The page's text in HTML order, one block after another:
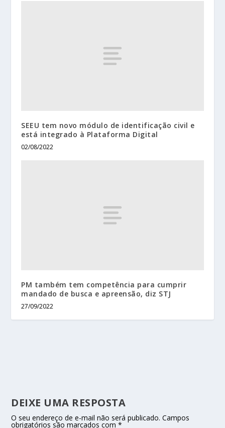
SEEU tem novo módulo de identificação civil e
está integrado à Plataforma Digital
02/08/2022
PM também tem competência para cumprir
mandado de busca e apreensão, diz STJ
27/09/2022
DEIXE UMA RESPOSTA
O seu endereço de e-mail não será publicado. Campos
obrigatórios são marcados com*